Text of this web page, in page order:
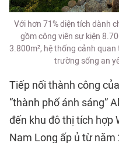
Với hơn 71% diện tích dành
gồm công viên sự kiện
3.800m², hệ thống cảnh
trường sống an
Tiếp nối thành công
“thành phố ánh sáng”
đến khu đô thị tích hợp
Nam Long ấp ủ từ